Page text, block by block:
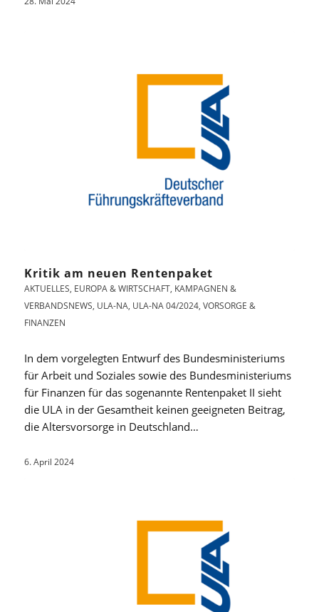
Kritik am neuen Rentenpaket
AKTUELLES, EUROPA & WIRTSCHAFT, KAMPAGNEN &
VERBANDSNEWS, ULA-NA, ULA-NA 04/2024, VORSORGE &
FINANZEN
In dem vorgelegten Entwurf des Bundesministeriums
für Arbeit und Soziales sowie des Bundesministeriums
für Finanzen für das sogenannte Rentenpaket II sieht
die ULA in der Gesamtheit keinen geeigneten Beitrag,
die Altersvorsorge in Deutschland…
6. April 2024